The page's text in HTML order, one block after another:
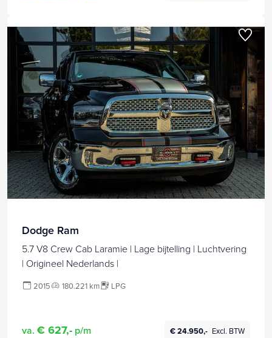
Dodge Ram
5.7 V8 Crew Cab Laramie | Lage bijtelling | Luchtvering
| Origineel Nederlands |
2015 180.221 km LPG
va. € 627,- p/m € 24.950,- Excl. BTW